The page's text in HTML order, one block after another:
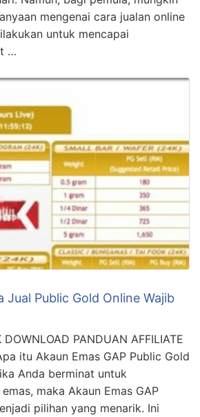
mengenai cara jualan online
untuk mencapai
…
Jual Public Gold Online Wajib
DOWNLOAD PANDUAN AFFILIATE
itu Akaun Emas GAP Public Gold
Anda berminat untuk
maka Akaun Emas GAP
pilihan yang menarik. Ini